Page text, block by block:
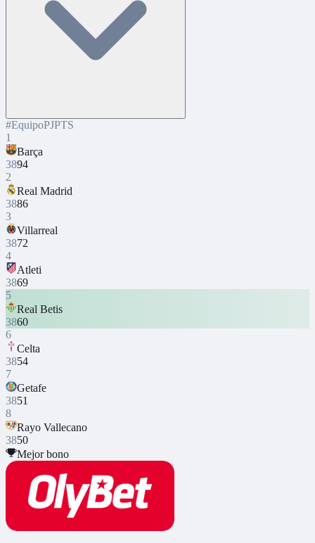
#EquipoPJPTS
1
Barça
3894
2
Real Madrid
3886
3
Villarreal
3872
4
Atleti
3869
5
Real Betis
3860
6
Celta
3854
7
Getafe
3851
8
Rayo Vallecano
3850
Mejor bono